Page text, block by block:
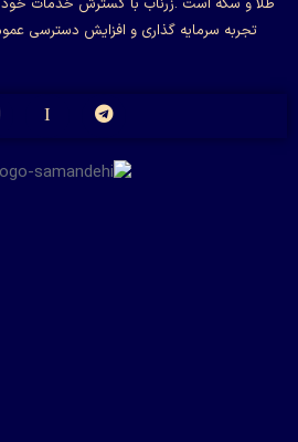
تجربه سرمایه گذاری و افزایش دسترسی